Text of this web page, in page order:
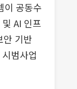
이 공동수
AI 인프
안 기반
범사업